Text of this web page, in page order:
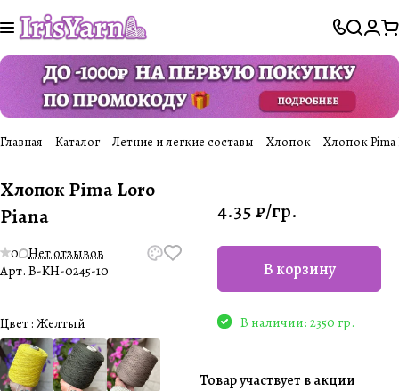
Главная Каталог Летние и легкие составы Хлопок Хлопок Pima
Хлопок Pima Loro
Piana
0 Нет отзывов
Арт. B-KH-0245-10
Цвет : Желтый
4.35 ₽/гр.
В корзину
В наличии: 2350 гр.
Товар участвует в акции